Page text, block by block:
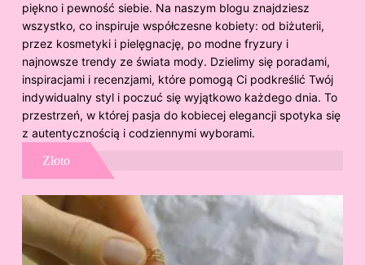
piękno i pewność siebie. Na naszym blogu znajdziesz
wszystko, co inspiruje współczesne kobiety: od biżuterii,
przez kosmetyki i pielęgnację, po modne fryzury i
najnowsze trendy ze świata mody. Dzielimy się poradami,
inspiracjami i recenzjami, które pomogą Ci podkreślić Twój
indywidualny styl i poczuć się wyjątkowo każdego dnia. To
przestrzeń, w której pasja do kobiecej elegancji spotyka się
z autentycznością i codziennymi wyborami.
Złoto